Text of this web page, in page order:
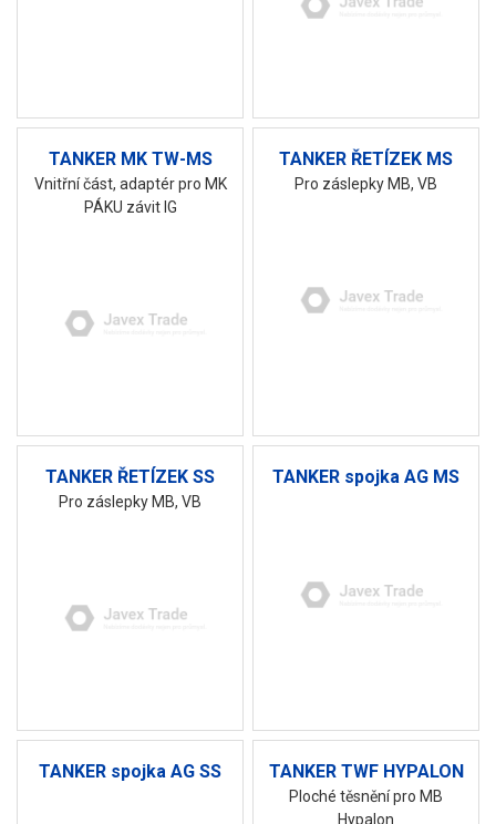
TANKER MK TW-MS
Vnitřní část, adaptér pro MK
PÁKU závit IG
TANKER ŘETÍZEK MS
Pro záslepky MB, VB
TANKER ŘETÍZEK SS
Pro záslepky MB, VB
TANKER spojka AG MS
TANKER spojka AG SS TANKER TWF HYPALON
Ploché těsnění pro MB
Hypalon